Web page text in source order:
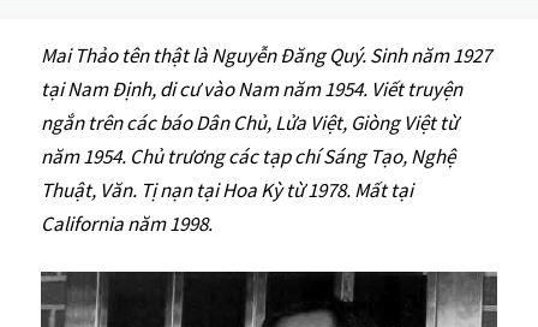
Mai Thảo tên thật là Nguyễn Đăng Quý. Sinh năm 1927
tại Nam Định, di cư vào Nam năm 1954. Viết truyện
ngắn trên các báo Dân Chủ, Lửa Việt, Giòng Việt từ
năm 1954. Chủ trương các tạp chí Sáng Tạo, Nghệ
Thuật, Văn. Tị nạn tại Hoa Kỳ từ 1978. Mất tại
California năm 1998.